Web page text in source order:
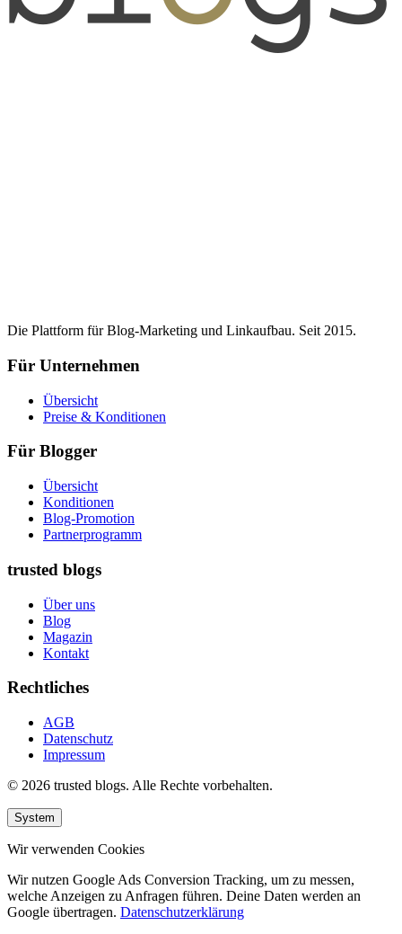
Die Plattform für Blog-Marketing und Linkaufbau. Seit 2015.
Für Unternehmen
Übersicht
Preise & Konditionen
Für Blogger
Übersicht
Konditionen
Blog-Promotion
Partnerprogramm
trusted blogs
Über uns
Blog
Magazin
Kontakt
Rechtliches
AGB
Datenschutz
Impressum
© 2026 trusted blogs. Alle Rechte vorbehalten.
System
Wir verwenden Cookies
Wir nutzen Google Ads Conversion Tracking, um zu messen,
welche Anzeigen zu Anfragen führen. Deine Daten werden an
Google übertragen. Datenschutzerklärung